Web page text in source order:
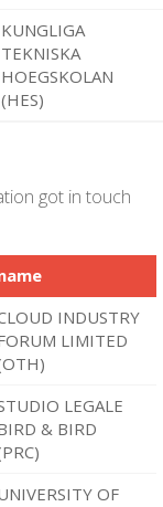
KUNGLIGA
TEKNISKA
HOEGSKOLAN
(HES)
got in touch
INDUSTRY
LIMITED
LEGALE
& BIRD
OF